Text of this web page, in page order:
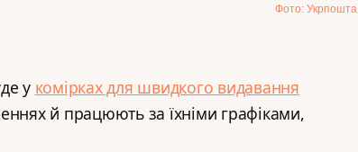
Фото: Укрпошта
у комірках для швидкого видавання
й працюють за їхніми графіками,